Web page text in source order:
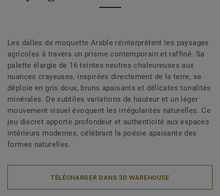
Les dalles de moquette Arable réinterprètent les paysages
agricoles à travers un prisme contemporain et raffiné. Sa
palette élargie de 16 teintes neutres chaleureuses aux
nuances crayeuses, inspirées directement de la terre, se
déploie en gris doux, bruns apaisants et délicates tonalités
minérales. De subtiles variations de hauteur et un léger
mouvement visuel évoquent les irrégularités naturelles. Ce
jeu discret apporte profondeur et authenticité aux espaces
intérieurs modernes, célébrant la poésie apaisante des
formes naturelles.
TÉLÉCHARGER DANS 3D WAREHOUSE